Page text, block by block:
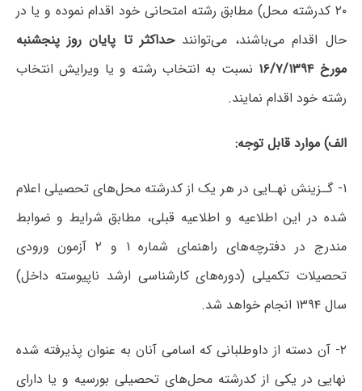
۲۰ کدرشته محل) مطابق رشته امتحانی خود اقدام نموده و یا در
حال اقدام می‌باشند، می‌توانندحداکثر تا پایان روز پنجشنبه
مورخ ۱۶/۷/۱۳۹۴
نسبت به انتخاب رشته و یا ویرایش انتخاب
رشته خود اقدام نمایند.
الف) موارد قابل‌ توجه‌:
۱‌- گـزینش‌ نهـایی‌ در هر یک‌ از کدرشته‌‌ محل‌های تحصیلی‌ اعلام
شده در این اطلاعیه و اطلاعیه قبلی، مطابق‌ شرایط و ضوابط
مندرج‌ در دفترچه‌های‌ راهنمای شماره‌ ۱ و ۲ آزمون‌ ورودی‌
تحصیلات ‌تکمیلی‌ (دوره‌‌های‌ کارشناسی‌ ارشد ناپیوسته‌ داخل‌)
سال‌ ۱۳۹۴ انجام‌ خواهد شد.
۲‌-‌ آن‌ دسته‌ از داوطلبانی‌ که‌ اسامی‌ آنان‌ به‌ عنوان‌ پذیرفته‌ شده‌
نهایی‌ در یکی‌ از کدرشته‌ محل‌های‌ تحصیلی‌ بورسیه‌ و یا دارای‌